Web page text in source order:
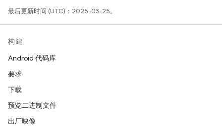
最后更新时间 (UTC)：2025-03-25。
构建
Android 代码库
要求
下载
预览二进制文件
出厂映像